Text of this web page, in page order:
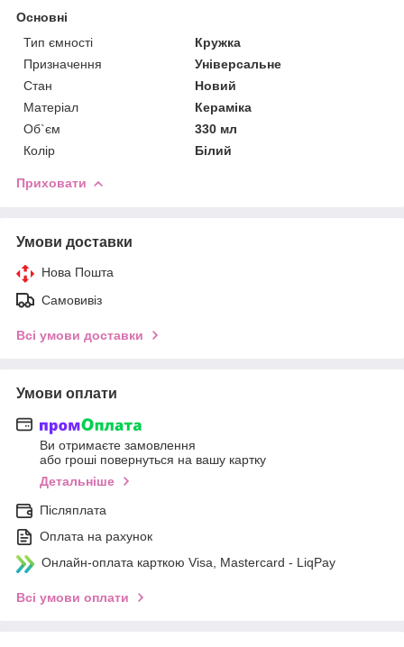
Основні
Тип ємності
Кружка
Призначення
Універсальне
Стан
Новий
Матеріал
Кераміка
Об`єм
330 мл
Колір
Білий
Приховати
Умови доставки
Нова Пошта
Самовивіз
Всі умови доставки
Умови оплати
Ви отримаєте замовлення
або гроші повернуться на вашу картку
Детальніше
Післяплата
Оплата на рахунок
Онлайн-оплата карткою Visa, Mastercard - LiqPay
Всі умови оплати